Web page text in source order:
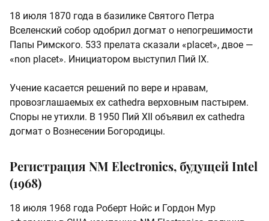
18 июля 1870 года в базилике Святого Петра
Вселенский собор одобрил догмат о непогрешимости
Папы Римского. 533 прелата сказали «placet», двое —
«non placet». Инициатором выступил Пий IX.
Учение касается решений по вере и нравам,
провозглашаемых ex cathedra верховным пастырем.
Споры не утихли. В 1950 Пий XII объявил ex cathedra
догмат о Вознесении Богородицы.
Регистрация NM Electronics, будущей Intel
(1968)
18 июля 1968 года Роберт Нойс и Гордон Мур